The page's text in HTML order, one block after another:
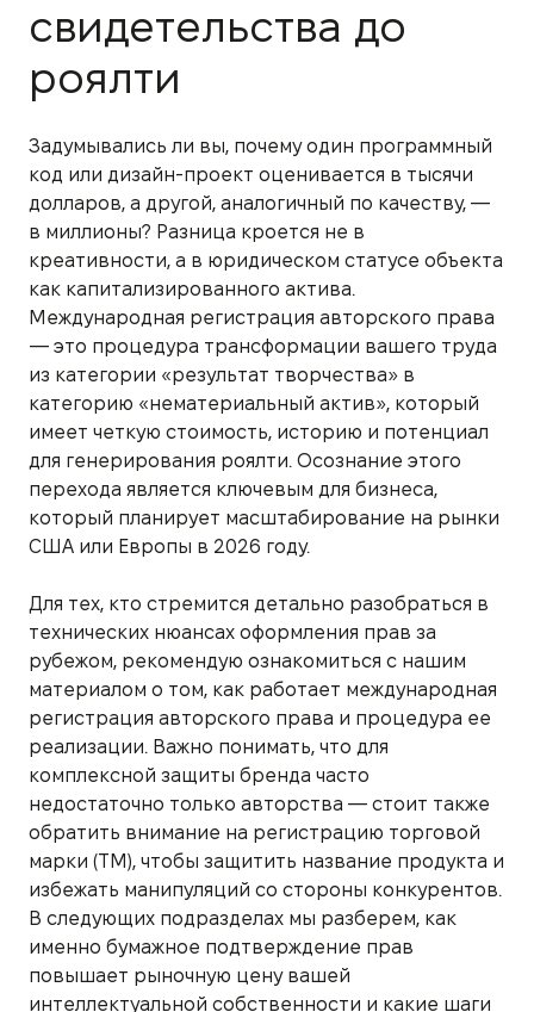
свидетельства до
роялти
Задумывались ли вы, почему один программный
код или дизайн-проект оценивается в тысячи
долларов, а другой, аналогичный по качеству, —
в миллионы? Разница кроется не в
креативности, а в юридическом статусе объекта
как капитализированного актива.
Международная регистрация авторского права
— это процедура трансформации вашего труда
из категории «результат творчества» в
категорию «нематериальный актив», который
имеет четкую стоимость, историю и потенциал
для генерирования роялти. Осознание этого
перехода является ключевым для бизнеса,
который планирует масштабирование на рынки
США или Европы в 2026 году.
Для тех, кто стремится детально разобраться в
технических нюансах оформления прав за
рубежом, рекомендую ознакомиться с нашим
материалом о том, как работает международная
регистрация авторского права и процедура ее
реализации. Важно понимать, что для
комплексной защиты бренда часто
недостаточно только авторства — стоит также
обратить внимание на регистрацию торговой
марки (ТМ), чтобы защитить название продукта и
избежать манипуляций со стороны конкурентов.
В следующих подразделах мы разберем, как
именно бумажное подтверждение прав
повышает рыночную цену вашей
интеллектуальной собственности и какие шаги